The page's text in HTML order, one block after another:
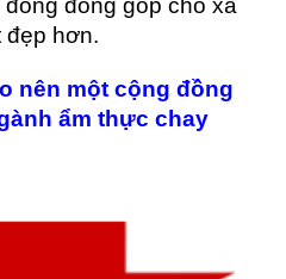
đóng góp cho xã
đẹp hơn.
nên một cộng đồng
ẩm thực chay